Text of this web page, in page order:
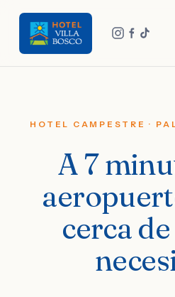
HOTEL CAMPESTRE ·
A 7
cerca